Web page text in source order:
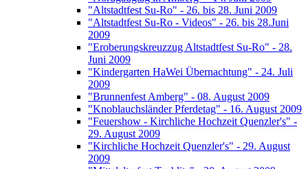
"Altstadtfest Su-Ro" - 26. bis 28. Juni 2009
"Altstadtfest Su-Ro - Videos" - 26. bis 28.Juni
2009
"Eroberungskreuzzug Altstadtfest Su-Ro" - 28.
Juni 2009
"Kindergarten HaWei Übernachtung" - 24. Juli
2009
"Brunnenfest Amberg" - 08. August 2009
"Knoblauchsländer Pferdetag" - 16. August 2009
"Feuershow - Kirchliche Hochzeit Quenzler's" -
29. August 2009
"Kirchliche Hochzeit Quenzler's" - 29. August
2009